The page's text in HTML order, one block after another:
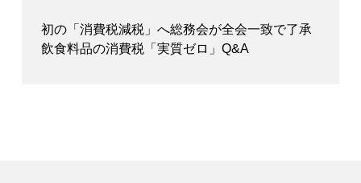
初の「消費税減税」へ総務会が全会一致で了承
飲食料品の消費税「実質ゼロ」Q&A